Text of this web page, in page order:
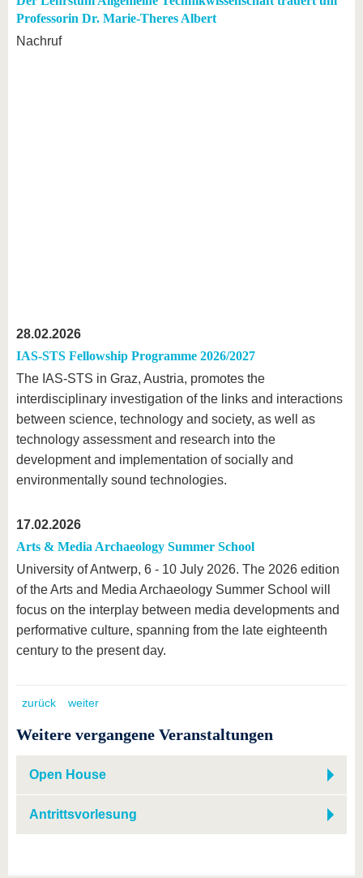
Professorin Dr. Marie-Theres Albert
Nachruf
28.02.2026
IAS-STS Fellowship Programme 2026/2027
The IAS-STS in Graz, Austria, promotes the
interdisciplinary investigation of the links and interactions
between science, technology and society, as well as
technology assessment and research into the
development and implementation of socially and
environmentally sound technologies.
17.02.2026
Arts & Media Archaeology Summer School
University of Antwerp, 6 - 10 July 2026. The 2026 edition
of the Arts and Media Archaeology Summer School will
focus on the interplay between media developments and
performative culture, spanning from the late eighteenth
century to the present day.
zurück weiter
Weitere vergangene Veranstaltungen
Open House
Antrittsvorlesung